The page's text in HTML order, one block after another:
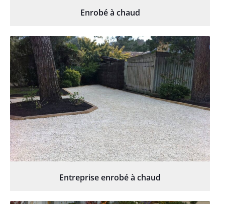
Enrobé à chaud
Entreprise enrobé à chaud